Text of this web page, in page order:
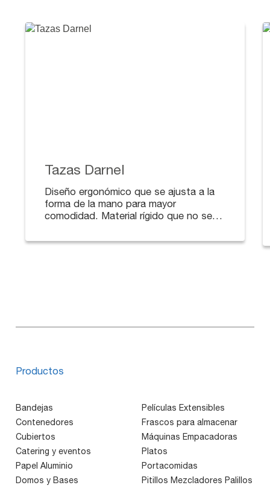
Tazas Darnel
Diseño ergonómico que se ajusta a la
forma de la mano para mayor
comodidad. Material rígido que no se
Productos
Bandejas
Contenedores
Cubiertos
Catering y eventos
Papel Aluminio
Domos y Bases
Películas Extensibles
Frascos para almacenar
Máquinas Empacadoras
Platos
Portacomidas
Pitillos Mezcladores Palillos